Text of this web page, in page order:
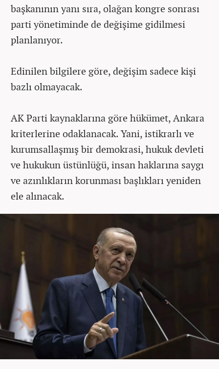
başkanının yanı sıra, olağan kongre sonrası
parti yönetiminde de değişime gidilmesi
planlanıyor.
Edinilen bilgilere göre, değişim sadece kişi
bazlı olmayacak.
AK Parti kaynaklarına göre hükümet, Ankara
kriterlerine odaklanacak. Yani, istikrarlı ve
kurumsallaşmış bir demokrasi, hukuk devleti
ve hukukun üstünlüğü, insan haklarına saygı
ve azınlıkların korunması başlıkları yeniden
ele alınacak.